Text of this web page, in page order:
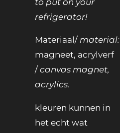
refrigerator!
Materiaal/ material:
magneet, acrylverf
/ canvas magnet,
acrylics.
kleuren kunnen in
het echt wat